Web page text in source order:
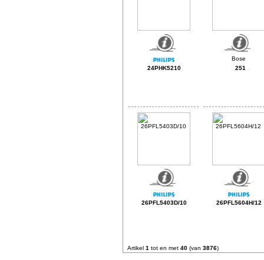
24PHK5210 251
26PFL5403D/10 26PFL5604H/12
Artikel 1 tot en met 40 (van 3876)